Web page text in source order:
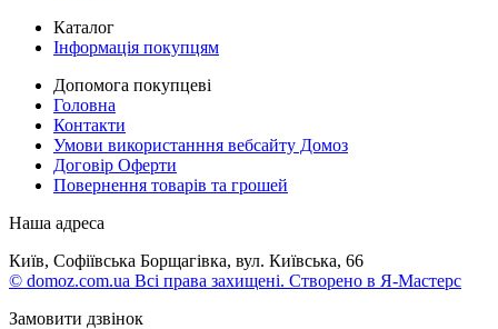
Каталог
Інформація покупцям
Допомога покупцеві
Головна
Контакти
Умови використанння вебсайту Домоз
Договір Оферти
Повернення товарів та грошей
Наша адреса
Київ, Софіївська Борщагівка, вул. Київська, 66
© domoz.com.ua Всі права захищені. Створено в Я-Мастерс
Замовити дзвінок